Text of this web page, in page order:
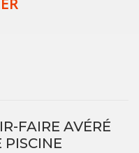
FAIRE AVÉRÉ
PISCINE